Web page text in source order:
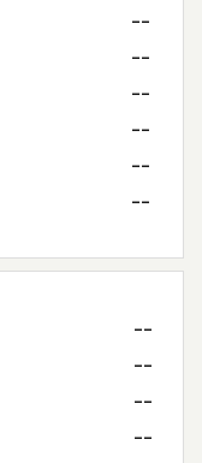
--
--
--
--
--
--
--
--
--
--